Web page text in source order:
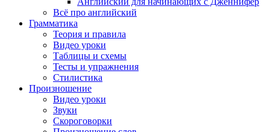
Всё про английский
Грамматика
Теория и правила
Видео уроки
Таблицы и схемы
Тесты и упражнения
Стилистика
Произношение
Видео уроки
Звуки
Скороговорки